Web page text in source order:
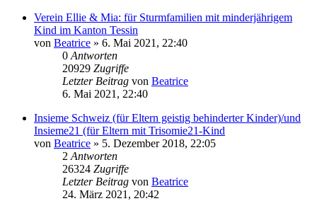
Verein Ellie & Mia: für Sturmfamilien mit minderjährigem
Kind im Kanton Tessin
von Beatrice » 6. Mai 2021, 22:40
0 Antworten
20929 Zugriffe
Letzter Beitrag von Beatrice
6. Mai 2021, 22:40
Insieme Schweiz (für Eltern geistig behinderter Kinder)/und
Insieme21 (für Eltern mit Trisomie21-Kind
von Beatrice » 5. Dezember 2018, 22:05
2 Antworten
26324 Zugriffe
Letzter Beitrag von Beatrice
24. März 2021, 20:42